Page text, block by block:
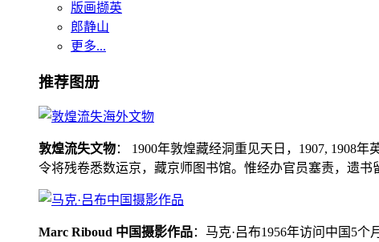
版画撷英
郎静山
更多...
推荐图册
敦煌流失文物： 1900年敦煌藏经洞重见天日，1907, 1908
令将残卷悉数运京，藏京师图书馆。惟经办官员塞责，遗书
Marc Riboud 中国摄影作品：马克·吕布1956年访问中国5